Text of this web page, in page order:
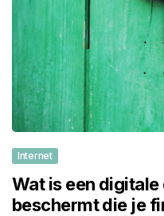
Internet
Wat is een
beschermt die je